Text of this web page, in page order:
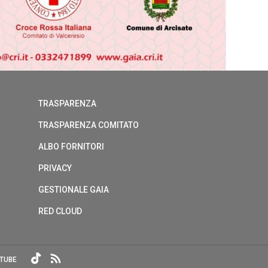
TRASPARENZA
TRASPARENZA COMITATO
ALBO FORNITORI
PRIVACY
GESTIONALE GAIA
RED CLOUD